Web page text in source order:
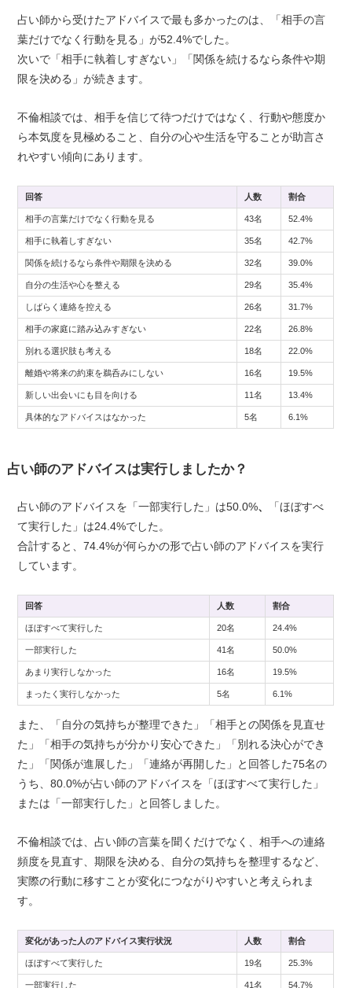
占い師から受けたアドバイスで最も多かったのは、「相手の言
葉だけでなく行動を見る」が52.4%でした。
次いで「相手に執着しすぎない」「関係を続けるなら条件や期
限を決める」が続きます。
不倫相談では、相手を信じて待つだけではなく、行動や態度か
ら本気度を見極めること、自分の心や生活を守ることが助言さ
れやすい傾向にあります。
回答 人数 割合
相手の言葉だけでなく行動を見る 43名 52.4%
相手に執着しすぎない 35名 42.7%
関係を続けるなら条件や期限を決める 32名 39.0%
自分の生活や心を整える 29名 35.4%
しばらく連絡を控える 26名 31.7%
相手の家庭に踏み込みすぎない 22名 26.8%
別れる選択肢も考える 18名 22.0%
離婚や将来の約束を鵜呑みにしない 16名 19.5%
新しい出会いにも目を向ける 11名 13.4%
具体的なアドバイスはなかった 5名 6.1%
占い師のアドバイスは実行しましたか？
占い師のアドバイスを「一部実行した」は50.0%、
「ほぼすべ
て実行した」は24.4%でした。
合計すると、74.4%が何らかの形で占い師のアドバイスを実行
しています。
回答 人数 割合
ほぼすべて実行した 20名 24.4%
一部実行した 41名 50.0%
あまり実行しなかった 16名 19.5%
まったく実行しなかった 5名 6.1%
また、「自分の気持ちが整理できた」「相手との関係を見直せ
た」「相手の気持ちが分かり安心できた」「別れる決心ができ
た」「関係が進展した」「連絡が再開した」と回答した75名の
うち、80.0%が占い師のアドバイスを「ほぼすべて実行した」
または「一部実行した」と回答しました。
不倫相談では、占い師の言葉を聞くだけでなく、相手への連絡
頻度を見直す、期限を決める、自分の気持ちを整理するなど、
実際の行動に移すことが変化につながりやすいと考えられま
す。
変化があった人のアドバイス実行状況 人数 割合
ほぼすべて実行した 19名 25.3%
一部実行した 41名 54.7%